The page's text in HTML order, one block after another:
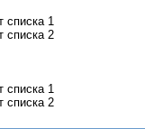
списка 1
списка 2
списка 1
списка 2